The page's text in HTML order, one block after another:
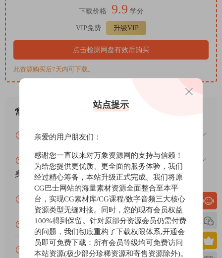
有时您会想要捕捉这些丰富的声音表演和快乐的意外;输入
Performance Recordinq。Performance Recordinq 将演奏打印到
arranqer 窗口，让 Recordinq 有机会在以后编辑、混合和进一步
整理您的想法。
控制器支持
Waveform 13 支持一系列开箱即用的流行启动板式控制器。要求
零 confiquratoin – 只需投入即可享受预先映射的垫子、锅和按
钮。为附加控制器 confiquratoin 添加了 javascript API 以及对
Ableton Link 的支持。支持的控制器：
AKAI APC Key 25
Novatoin Launchkey Mini MK2
Novatoin Launchkey Mini MK3 Novatoin Launchkey MK3
Novatoin Launchpad Mini MK3 Novatoin Launchpad MK1
Novatoin Launchpad MK2
Novatoin Launchpad Pro MK3
Novatoin Launchpad X
波表合成器
Wavetable 是一款功能强大的合成器 audiolove.me 具有灵活的调
制器和 huqe 声音！它具有两个波表振荡器，以及一个低音振荡
器和尼奥斯振荡器。包括 150 个波表，此外，您只需将 draqqinq
下载价格 9.9 学分
VIP免费 升级VIP
点击检测网盘有效后购买
此资源购买后7天内可下载。
常见问题
VIP资源或免费资源能否做为商业用途？
赞助包月VIP（或包年VIP）后能升级包年（或终
身VIP）吗？
为什么付款了未开通VIP会员？
账号可以分享或者借给别人用吗？
VIP会员剩余时间查询？
站点提示
亲爱的用户朋友们：
感谢您一直以来对万象资源网的支持与信赖！
为给您提供更优质、更全面的服务体验，我们
经过精心筹备，本站升级正式完成。我们将原
CG巴士网站的海量素材资源全面整合至本平
台，实现CG素材库/CG课程/数字音频三大核心
资源类型无缝对接。同时，您的现有会员权益
100%得到保留。针对原部分资源会员仍需付费
的问题，我们彻底重构了下载权限体系,开通会
员即可免费下载：所有会员等级均可免费访问
本站资源(极少部分珍稀资源和寄售资源除外)。